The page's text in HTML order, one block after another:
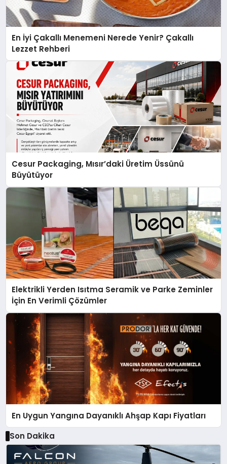
En İyi Çakallı Menemeni Nerede Yenir? Çakallı
Lezzet Rehberi
Cesur Packaging, Mısır’daki Üretim Üssünü
Büyütüyor
Elektrikli Yerden Isıtma Seramik ve Parke Zeminler
İçin En Verimli Çözümler
En Uygun Yangına Dayanıklı Ahşap Kapı Fiyatları
Son Dakika